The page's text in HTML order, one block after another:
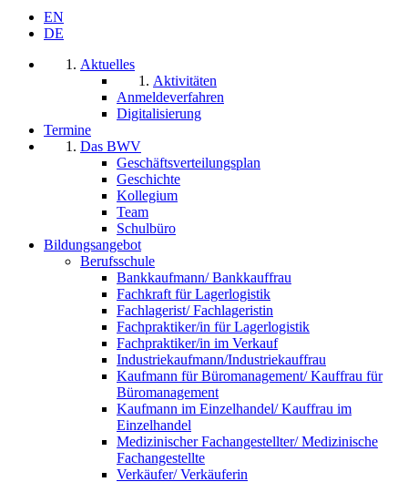
EN
DE
Aktuelles
Aktivitäten
Anmeldeverfahren
Digitalisierung
Termine
Das BWV
Geschäftsverteilungsplan
Geschichte
Kollegium
Team
Schulbüro
Bildungsangebot
Berufsschule
Bankkaufmann/ Bankkauffrau
Fachkraft für Lagerlogistik
Fachlagerist/ Fachlageristin
Fachpraktiker/in für Lagerlogistik
Fachpraktiker/in im Verkauf
Industriekaufmann/Industriekauffrau
Kaufmann für Büromanagement/ Kauffrau für
Büromanagement
Kaufmann im Einzelhandel/ Kauffrau im
Einzelhandel
Medizinischer Fachangestellter/ Medizinische
Fachangestellte
Verkäufer/ Verkäuferin